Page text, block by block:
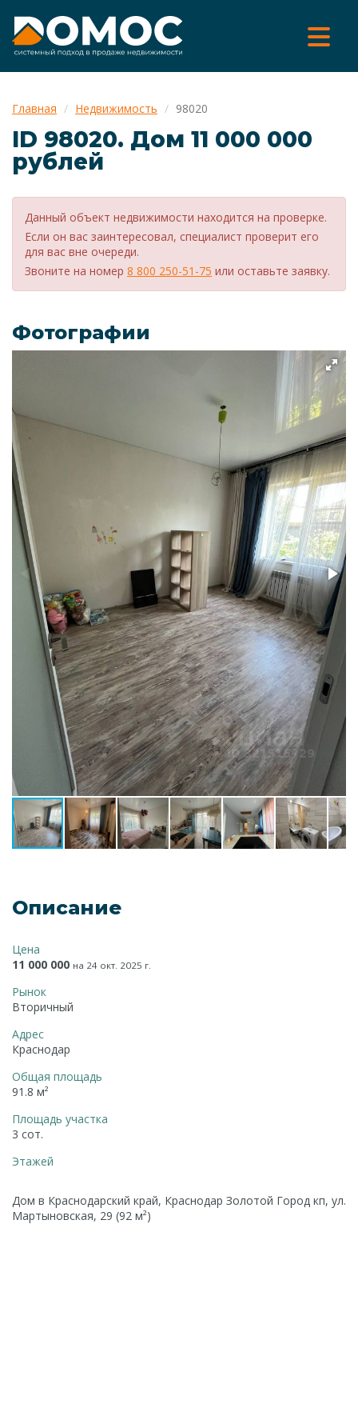
Главная Недвижимость 98020
ID 98020. Дом 11 000 000
рублей
Данный объект недвижимости находится на проверке.
Если он вас заинтересовал, специалист проверит его
для вас вне очереди.
Звоните на номер 8 800 250-51-75 или оставьте заявку.
Фотографии
Описание
Цена
11 000 000 на 24 окт. 2025 г.
Рынок
Вторичный
Адрес
Краснодар
Общая площадь
91.8 м²
Площадь участка
3 сот.
Этажей
Дом в Краснодарский край, Краснодар Золотой Город кп, ул.
Мартыновская, 29 (92 м²)